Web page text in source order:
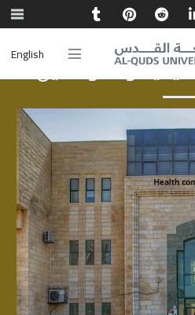
Englishوالموظفين